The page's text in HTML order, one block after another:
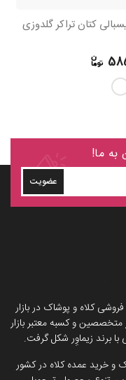
کتان تراکر گلدوزی
به ما!
عضویت
عمده فروشی کلاه و پوشاک در بازار
با تشکل جمعی از متخصصین و کسبه معتبر بازار
برند زیماوِر شکل گرفت.
و خرید عمده کلاه در کشور